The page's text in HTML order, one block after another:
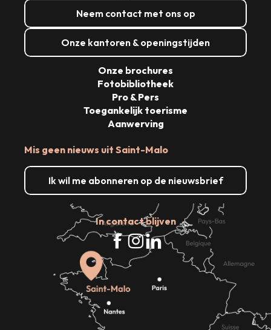
Neem contact met ons op
Onze kantoren & openingstijden
Mis geen nieuws uit Saint-Malo
Ik wil me abonneren op de nieuwsbrief
In contact blijven
Onze brochures
Fotobibliotheek
Pro & Pers
Toegankelijk toerisme
Aanwerving